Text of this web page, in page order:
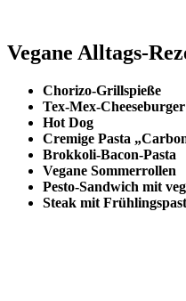
Vegane Alltags-
Chorizo-Grillspieße
Tex-Mex-Cheeseburger
Hot Dog
Cremige Pasta
Brokkoli-Bacon-Pasta
Vegane Sommerrollen
Pesto-Sandwich mit
Steak mit